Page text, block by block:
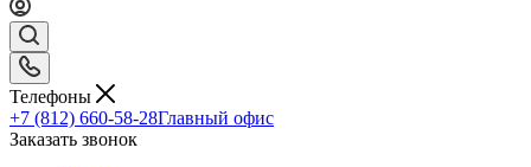
Телефоны
+7 (812) 660-58-28Главный офис
Заказать звонок